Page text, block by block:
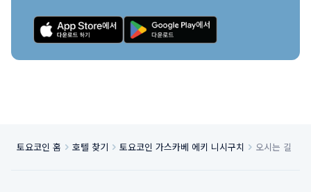
토요코인 홈 호텔 찾기 토요코인 가스카베 에키 니시구치 오시는 길